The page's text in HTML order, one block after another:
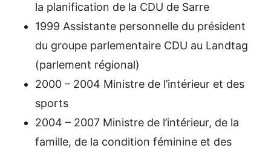
la planification de la CDU de Sarre
1999 Assistante personnelle du président
du groupe parlementaire CDU au Landtag
(parlement régional)
2000 – 2004 Ministre de l’intérieur et des
sports
2004 – 2007 Ministre de l’intérieur, de la
famille, de la condition féminine et des